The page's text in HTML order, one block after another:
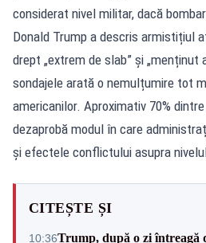
considerat nivel militar, dacă
Donald Trump a descris armistițiul
drept „extrem de slab” și
sondajele arată o nemulțumire tot
americanilor. Aproximativ 70%
dezaprobă modul în care
și efectele conflictului asupra
CITEȘTE ȘI
10:36Trump, după o zi întreagă